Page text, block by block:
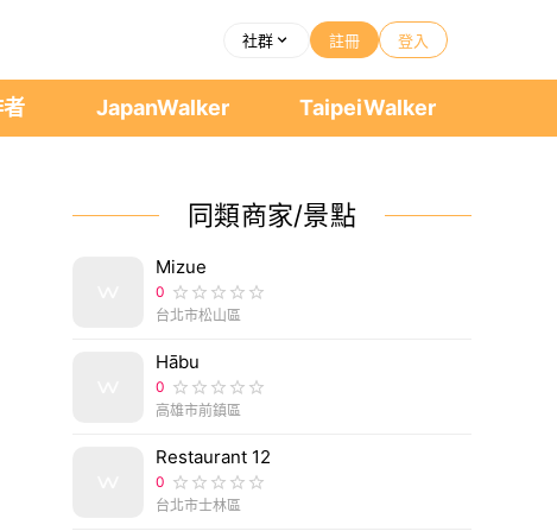
社群 註冊 登入
JapanWalker TaipeiWalker
同類商家/景點
Mizue
0
台北市松山區
Hābu
0
高雄市前鎮區
Restaurant 12
0
台北市士林區